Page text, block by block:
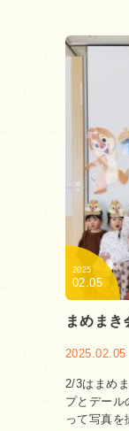
2025
02.05
まめまき
2025.02.05
2/3はまめ
プとデール
って写真